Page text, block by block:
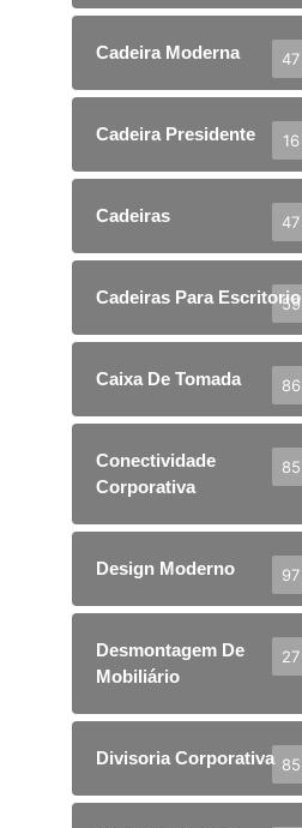
Cadeira Moderna 47
Cadeira Presidente 16
Cadeiras 47
Cadeiras Para Escritorio
59
Caixa De Tomada 86
Conectividade
Corporativa
85
Design Moderno 97
Desmontagem De
Mobiliário
27
Divisoria Corporativa 85